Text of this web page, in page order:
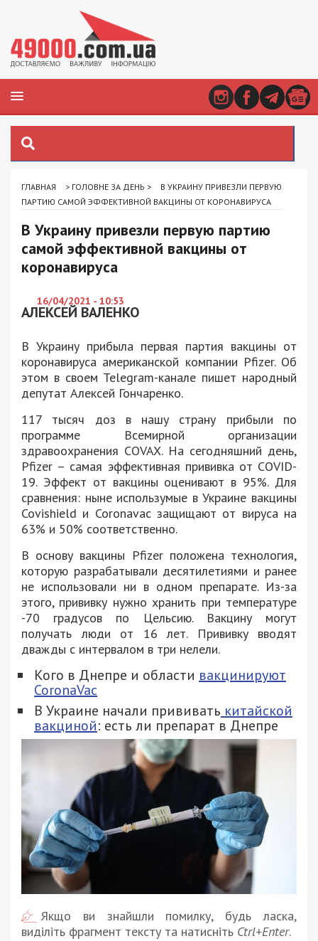
ГЛАВНАЯ > ГОЛОВНЕ ЗА ДЕНЬ >
В УКРАИНУ ПРИВЕЗЛИ ПЕРВУЮ
ПАРТИЮ САМОЙ ЭФФЕКТИВНОЙ ВАКЦИНЫ ОТ КОРОНАВИРУСА
В Украину привезли первую партию
самой эффективной вакцины от
коронавируса
16/04/2021 - 10:53
АЛЕКСЕЙ ВАЛЕНКО
В Украину прибыла первая партия вакцины от
коронавируса американской компании Pfizer. Об
этом в своем Telegram-канале пишет народный
депутат Алексей Гончаренко.
117 тысяч доз в нашу страну прибыли по
программе Всемирной организации
здравоохранения COVAX. На сегодняшний день,
Pfizer – самая эффективная прививка от COVID-
19. Эффект от вакцины оценивают в 95%. Для
сравнения: ныне использумые в Украине вакцины
Covishield и Coronavac защищают от вируса на
63% и 50% соответственно.
В основу вакцины Pfizer положена технология,
которую разрабатывали десятилетиями и ранее
не использовали ни в одном препарате. Из-за
этого, прививку нужно хранить при температуре
-70 градусов по Цельсию. Вакцину могут
получать люди от 16 лет. Прививку вводят
дважды с интервалом в три нелели.
Кого в Днепре и области вакцинируют
CoronaVac
В Украине начали прививать китайской
вакциной: есть ли препарат в Днепре
Якщо ви знайшли помилку, будь ласка,
виділіть фрагмент тексту та натисніть Ctrl+Enter.